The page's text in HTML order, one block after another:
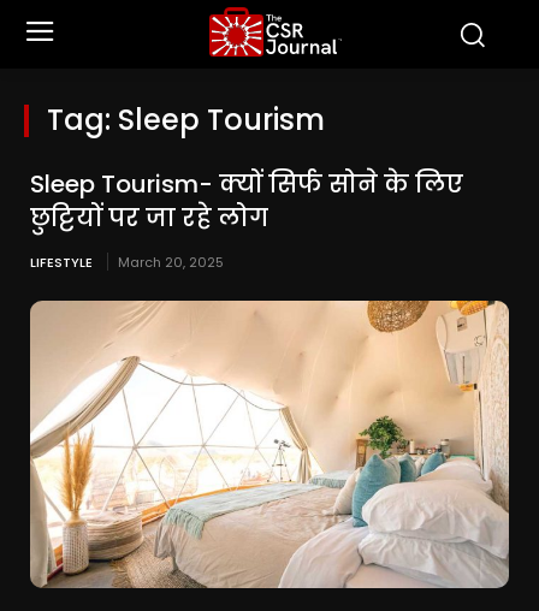
Tag: Sleep Tourism
Sleep Tourism- क्यों सिर्फ सोने के लिए
छुट्टियों पर जा रहे लोग
LIFESTYLE March 20, 2025